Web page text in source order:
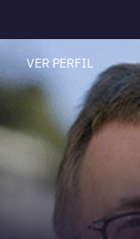
VER PERFIL